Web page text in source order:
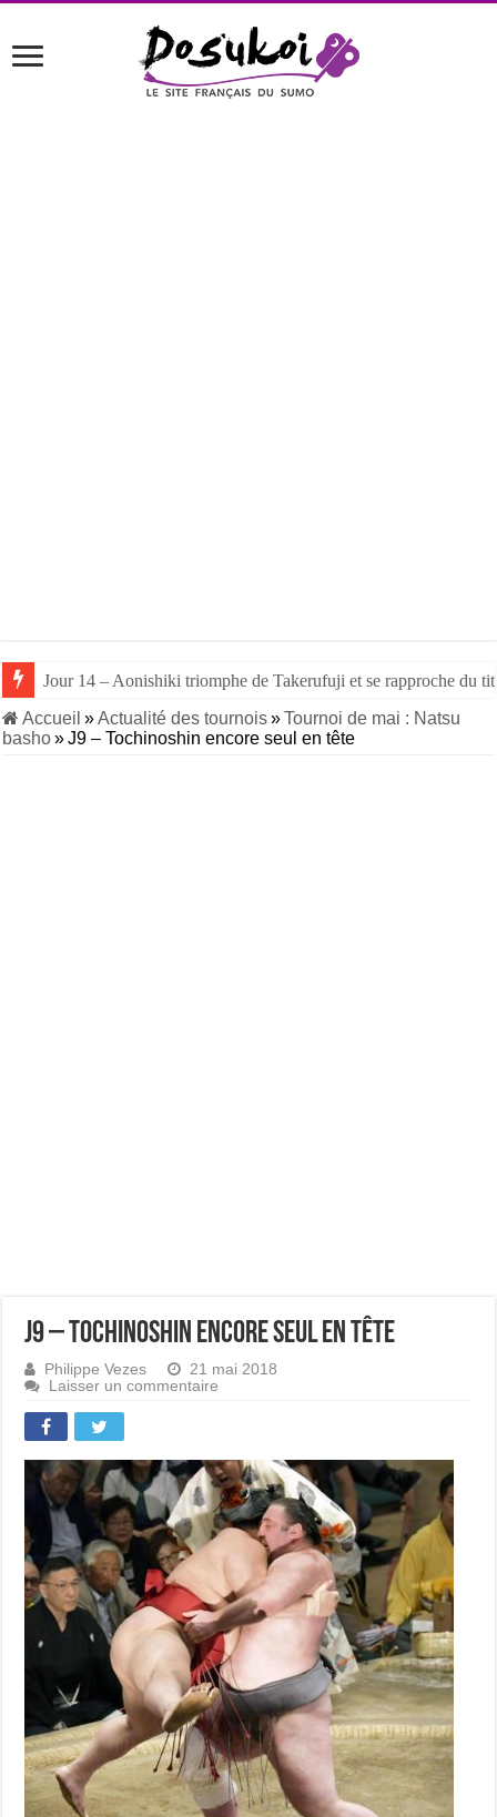
Jour 14 – Aonishiki triomphe de Takerufuji et se rapproche du
Accueil »Actualité des tournois»Tournoi de mai : Natsu
basho»J9 – Tochinoshin encore seul en tête
J9 – Tochinoshin encore seul en tête
Philippe Vezes
21 mai 2018
Laisser un commentaire